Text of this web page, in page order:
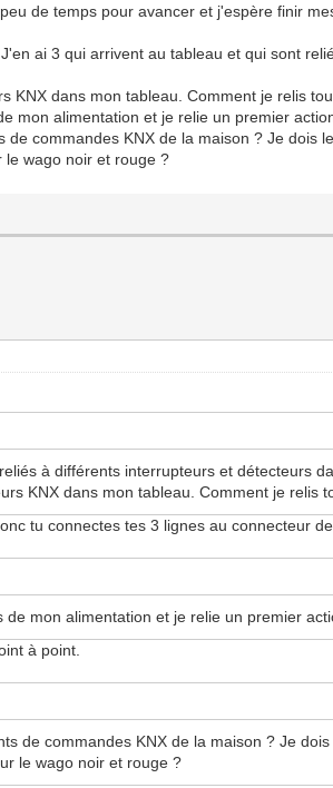
de temps pour avancer et j'espère finir
ai 3 qui arrivent au tableau et qui sont
KNX dans mon tableau. Comment je relis
mon alimentation et je relie un premier
de commandes KNX de la maison ? Je
le wago noir et rouge ?
à différents interrupteurs et détecteurs
KNX dans mon tableau. Comment je relis
tu connectes tes 3 lignes au connecteur de
mon alimentation et je relie un premier
à point.
de commandes KNX de la maison ? Je
le wago noir et rouge ?